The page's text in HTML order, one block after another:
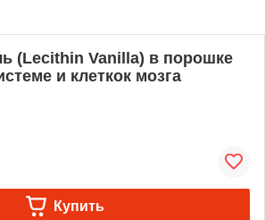
(Lecithin Vanilla) в порошке
и клеткок мозга
Купить